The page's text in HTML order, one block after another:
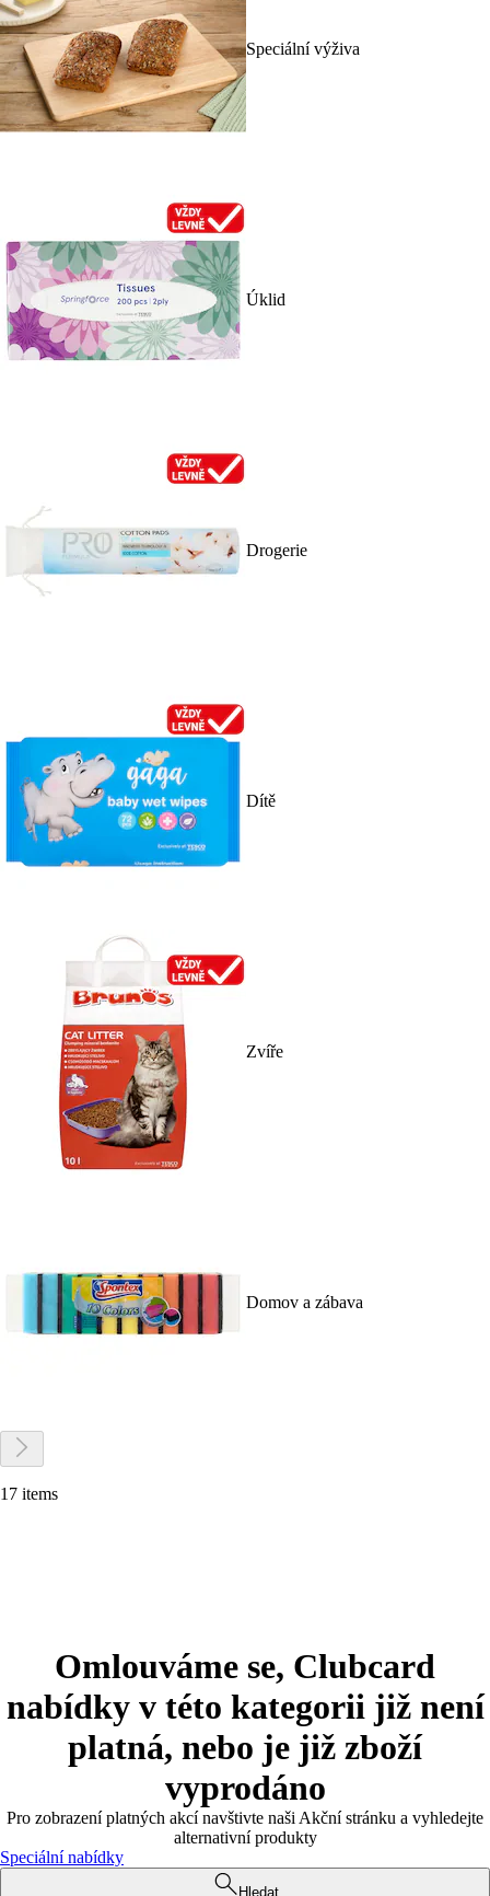
Speciální výživa
Úklid
Drogerie
Dítě
Zvíře
Domov a zábava
17 items
Omlouváme se, Clubcard
nabídky v této kategorii již není
platná, nebo je již zboží
vyprodáno
Pro zobrazení platných akcí navštivte naši Akční stránku a vyhledejte
alternativní produkty
Speciální nabídky
Hledat